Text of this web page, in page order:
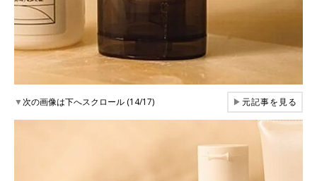
▼次の画像は下へスクロール (14/17) ▶元記事を見る